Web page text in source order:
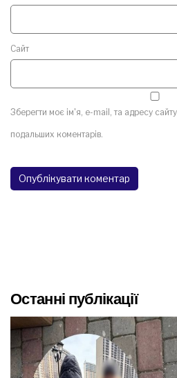
Сайт
Зберегти моє ім'я, e-mail, та адресу
подальших коментарів.
Останні публікації